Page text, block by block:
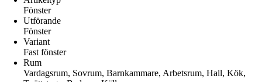
Fönster
Utförande
Fönster
Variant
Fast fönster
Rum
Vardagsrum, Sovrum, Barnkammare, Arbetsrum, Hall, Kök,